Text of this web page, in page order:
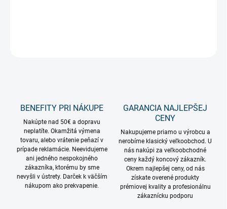
BENEFITY PRI NÁKUPE
Nakúpte nad 50€ a dopravu
neplatíte. Okamžitá výmena
tovaru, alebo vrátenie peňazí v
prípade reklamácie. Neevidujeme
ani jedného nespokojného
zákazníka, ktorému by sme
nevyšli v ústrety. Darček k väčším
nákupom ako prekvapenie.
GARANCIA NAJLEPŠEJ
CENY
Nakupujeme priamo u výrobcu a
nerobíme klasický veľkoobchod. U
nás nakúpi za veľkoobchodné
ceny každý koncový zákazník.
Okrem najlepšej ceny, od nás
získate overené produkty
prémiovej kvality a profesionálnu
zákaznícku podporu